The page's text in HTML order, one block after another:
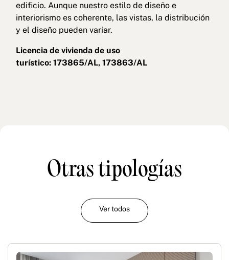
edificio. Aunque nuestro estilo de diseño e
interiorismo es coherente, las vistas, la distribución
y el diseño pueden variar.
Licencia de vivienda de uso
turístico: 173865/AL, 173863/AL
Otras tipologías
Ver todos